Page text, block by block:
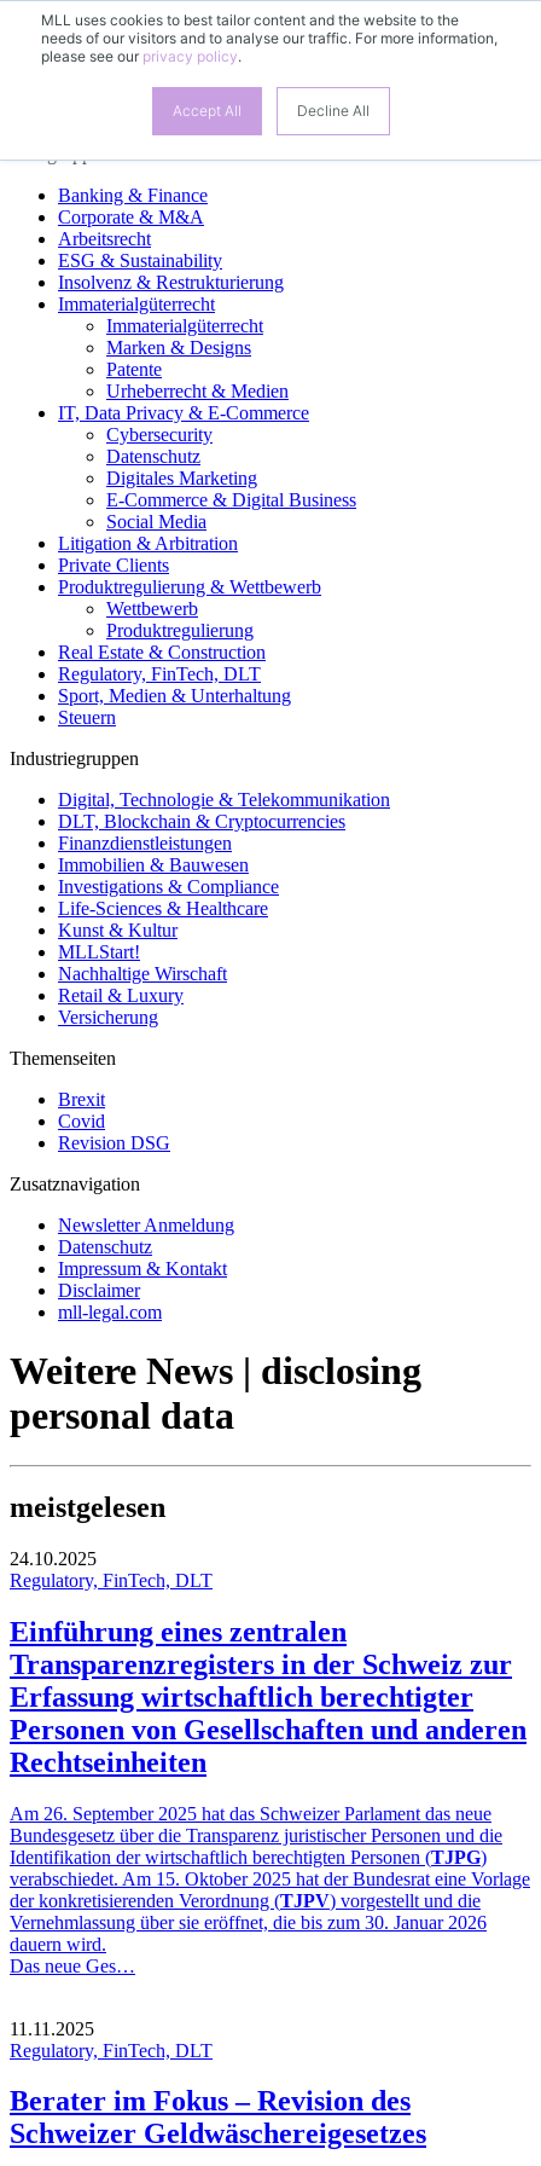
MLL uses cookies to best tailor content and the website to the
needs of our visitors and to analyse our traffic. For more information,
please see our privacy policy.
Accept All Decline All
FRES
Banking & Finance
Corporate & M&A
Arbeitsrecht
ESG & Sustainability
Insolvenz & Restrukturierung
Immaterialgüterrecht
Immaterialgüterrecht
Marken & Designs
Patente
Urheberrecht & Medien
IT, Data Privacy & E-Commerce
Cybersecurity
Datenschutz
Digitales Marketing
E-Commerce & Digital Business
Social Media
Litigation & Arbitration
Private Clients
Produktregulierung & Wettbewerb
Wettbewerb
Produktregulierung
Real Estate & Construction
Regulatory, FinTech, DLT
Sport, Medien & Unterhaltung
Steuern
Industriegruppen
Digital, Technologie & Telekommunikation
DLT, Blockchain & Cryptocurrencies
Finanzdienstleistungen
Immobilien & Bauwesen
Investigations & Compliance
Life-Sciences & Healthcare
Kunst & Kultur
MLLStart!
Nachhaltige Wirschaft
Retail & Luxury
Versicherung
Themenseiten
Brexit
Covid
Revision DSG
Zusatznavigation
Newsletter Anmeldung
Datenschutz
Impressum & Kontakt
Disclaimer
mll-legal.com
Weitere News | disclosing
personal data
meistgelesen
24.10.2025
Regulatory, FinTech, DLT
Einführung eines zentralen
Transparenzregisters in der Schweiz zur
Erfassung wirtschaftlich berechtigter
Personen von Gesellschaften und anderen
Rechtseinheiten
Am 26. September 2025 hat das Schweizer Parlament das neue
Bundesgesetz über die Transparenz juristischer Personen und die
Identifikation der wirtschaftlich berechtigten Personen (TJPG)
verabschiedet. Am 15. Oktober 2025 hat der Bundesrat eine Vorlage
der konkretisierenden Verordnung (TJPV) vorgestellt und die
Vernehmlassung über sie eröffnet, die bis zum 30. Januar 2026
dauern wird.
Das neue Ges…
11.11.2025
Regulatory, FinTech, DLT
Berater im Fokus – Revision des
Schweizer Geldwäschereigesetzes